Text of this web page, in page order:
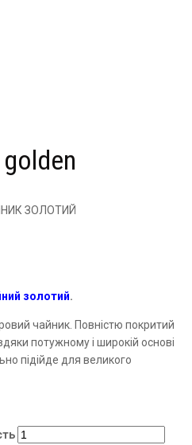
ЗОЛОТИЙ
золотий.
чайник. Повністю покритий
потужному і широкій основі
підійде для великого